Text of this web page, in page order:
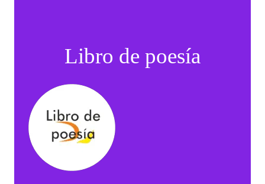
Libro de poesía